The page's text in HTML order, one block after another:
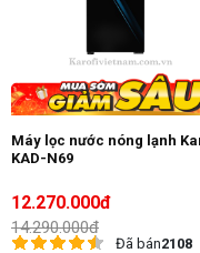
Máy lọc nước nóng lạnh
KAD-N69
12.270.000đ
14.290.000đ
Đã bán2108